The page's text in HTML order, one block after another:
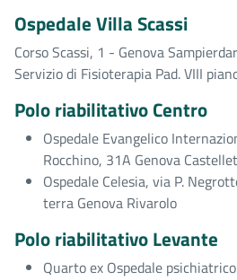
Ospedale Villa Scassi
Corso Scassi, 1 - Genova
Servizio di Fisioterapia Pad. VIII
Polo riabilitativo Centro
Ospedale Evangelico
Rocchino, 31A Genova
Ospedale Celesia, via P.
terra Genova Rivarolo
Polo riabilitativo Levante
Quarto ex Ospedale psichiatrico